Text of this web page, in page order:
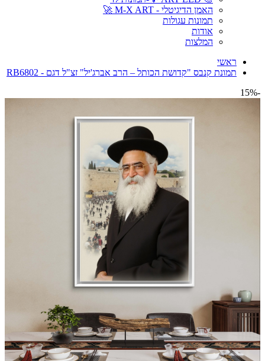
האמן הדיגיטלי - M-X ART 🚀
תמונות עגולות
אודות
המלצות
ראשי
תמונת קנבס "קדושת הכותל – הרב אברג'יל" זצ"ל דגם - RB6802
-15%